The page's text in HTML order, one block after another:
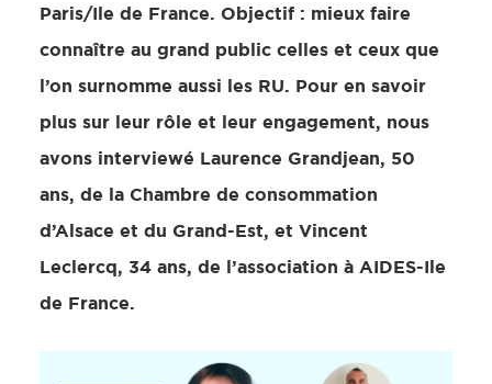
Paris/Ile de France. Objectif : mieux faire
connaître au grand public celles et ceux que
l’on surnomme aussi les RU. Pour en savoir
plus sur leur rôle et leur engagement, nous
avons interviewé Laurence Grandjean, 50
ans, de la Chambre de consommation
d’Alsace et du Grand-Est, et Vincent
Leclercq, 34 ans, de l’association à AIDES-Ile
de France.